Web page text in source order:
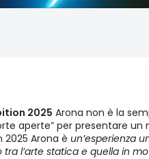
2025 Arona non è la
aperte” per presentare
2025 Arona è un’esperienza
tra l’arte statica e quella in